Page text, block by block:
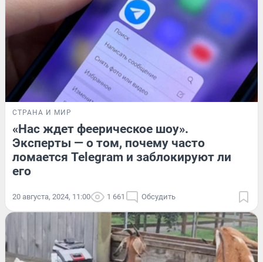
СТРАНА И МИР
«Нас ждет феерическое шоу».
Эксперты — о том, почему часто
ломается Telegram и заблокируют ли
его
20 августа, 2024, 11:00 1 661 Обсудить